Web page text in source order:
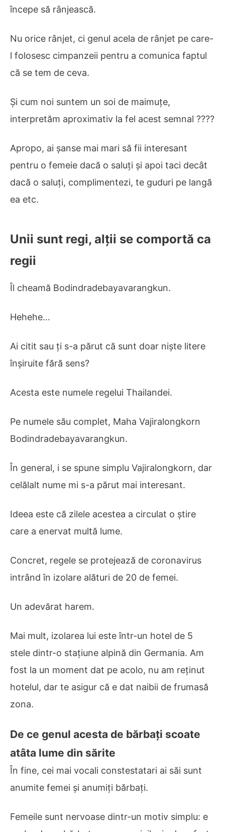
începe să rânjească.
Nu orice rânjet, ci genul acela de rânjet pe care-
l folosesc cimpanzeii pentru a comunica faptul
că se tem de ceva.
Și cum noi suntem un soi de maimuțe,
interpretăm aproximativ la fel acest semnal ????
Apropo, ai șanse mai mari să fii interesant
pentru o femeie dacă o saluți și apoi taci decât
dacă o saluți, complimentezi, te guduri pe langă
ea etc.
Unii sunt regi, alții se comportă ca
regii
Îl cheamă Bodindradebayavarangkun.
Hehehe…
Ai citit sau ți s-a părut că sunt doar niște litere
înșiruite fără sens?
Acesta este numele regelui Thailandei.
Pe numele său complet, Maha Vajiralongkorn
Bodindradebayavarangkun.
În general, i se spune simplu Vajiralongkorn, dar
celălalt nume mi s-a părut mai interesant.
Ideea este că zilele acestea a circulat o știre
care a enervat multă lume.
Concret, regele se protejează de coronavirus
intrând în izolare alături de 20 de femei.
Un adevărat harem.
Mai mult, izolarea lui este într-un hotel de 5
stele dintr-o stațiune alpină din Germania. Am
fost la un moment dat pe acolo, nu am reținut
hotelul, dar te asigur că e dat naibii de frumasă
zona.
De ce genul acesta de bărbați scoate
atâta lume din sărite
În fine, cei mai vocali constestatari ai săi sunt
anumite femei și anumiți bărbați.
Femeile sunt nervoase dintr-un motiv simplu: e